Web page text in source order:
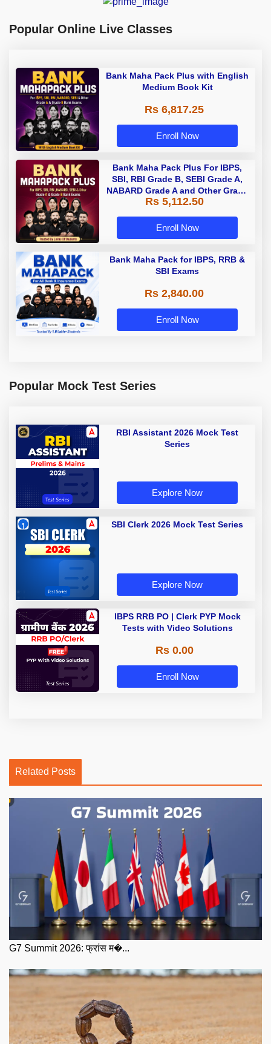
Popular Online Live Classes
Bank Maha Pack Plus with English
Medium Book Kit
Rs 6,817.25
Enroll Now
Bank Maha Pack Plus For IBPS,
SBI, RBI Grade B, SEBI Grade A,
NABARD Grade A and Other Grade
A & Grade B Bank Exams
Rs 5,112.50
Enroll Now
Bank Maha Pack for IBPS, RRB &
SBI Exams
Rs 2,840.00
Enroll Now
Popular Mock Test Series
RBI Assistant 2026 Mock Test
Series
Explore Now
SBI Clerk 2026 Mock Test Series
Explore Now
IBPS RRB PO | Clerk PYP Mock
Tests with Video Solutions
Rs 0.00
Enroll Now
Related Posts
G7 Summit 2026: फ्रांस म�...